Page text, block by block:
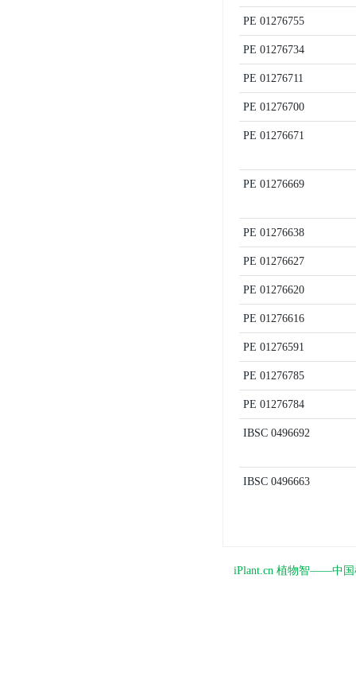
PE 01276755
PE 01276734
PE 01276711
PE 01276700
PE 01276671
PE 01276669
PE 01276638
PE 01276627
PE 01276620
PE 01276616
PE 01276591
PE 01276785
PE 01276784
IBSC 0496692
IBSC 0496663
iPlant.cn 植物智——中国